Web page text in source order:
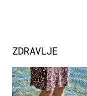
ZDRAVLJE